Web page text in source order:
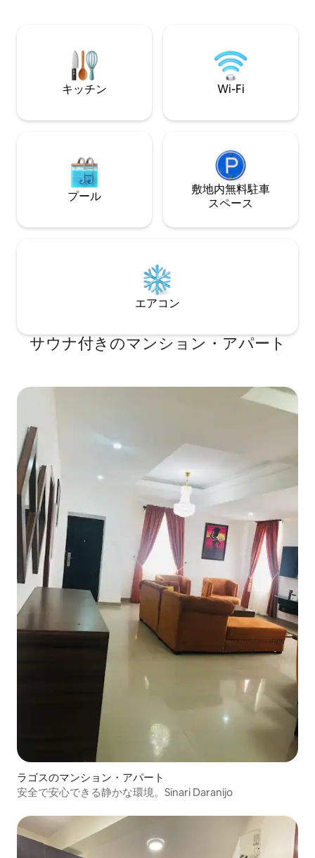
雰囲気が感じられます。 短期
張、家族旅行に最
キッチン Wi-Fi
プール
敷地内無料駐⁠車
ス⁠ペ⁠ー⁠ス
エアコン
サウナ付きのマンション・アパート
ラゴスのマンション・アパート
安全で安心できる静かな環境。Sinari Daranijo